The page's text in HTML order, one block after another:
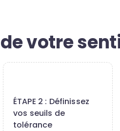
votre
ÉTAPE 2 : Définissez
vos seuils de
tolérance